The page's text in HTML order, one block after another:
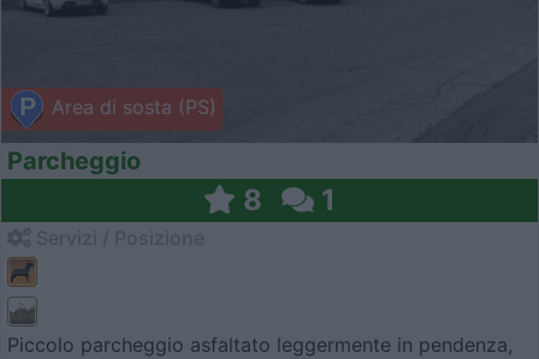
Area di sosta (PS)
Parcheggio
8 1
Piccolo parcheggio asfaltato leggermente in pendenza,